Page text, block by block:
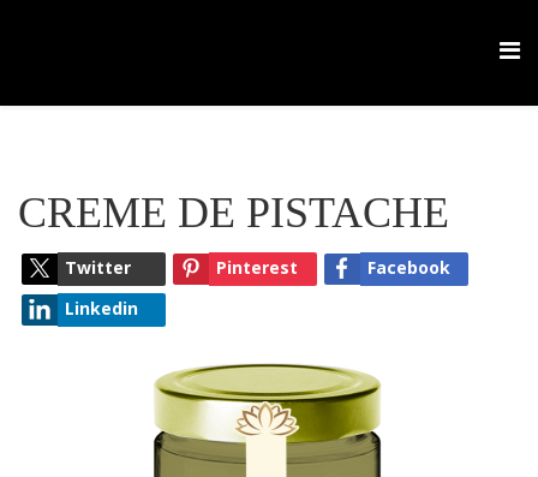
CREME DE PISTACHE
Twitter Pinterest
Facebook
Linkedin